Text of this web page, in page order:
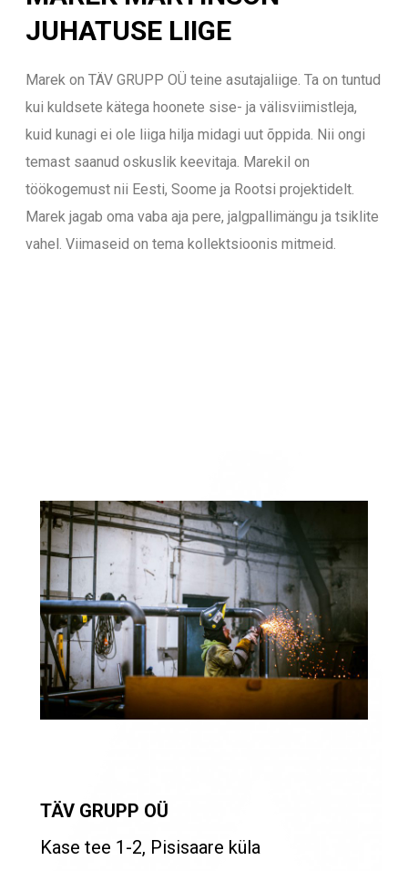
JUHATUSE LIIGE
Marek on TÄV GRUPP OÜ teine asutajaliige. Ta on tuntud
kui kuldsete kätega hoonete sise- ja välisviimistleja,
kuid kunagi ei ole liiga hilja midagi uut õppida. Nii ongi
temast saanud oskuslik keevitaja. Marekil on
töökogemust nii Eesti, Soome ja Rootsi projektidelt.
Marek jagab oma vaba aja pere, jalgpallimängu ja tsiklite
vahel. Viimaseid on tema kollektsioonis mitmeid.
TÄV GRUPP OÜ
Kase tee 1-2, Pisisaare küla